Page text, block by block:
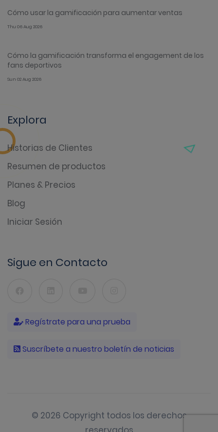
Cómo usar la gamificación para aumentar ventas
Thu 06 Aug 2026
Cómo la gamificación transforma el engagement de los
fans deportivos
Sun 02 Aug 2026
Explora
Historias de Clientes
Resumen de productos
Planes & Precios
Blog
Iniciar Sesión
Sigue en Contacto
Regístrate para una prueba
Suscríbete a nuestro boletín de noticias
© 2026 Copyright todos los derechos